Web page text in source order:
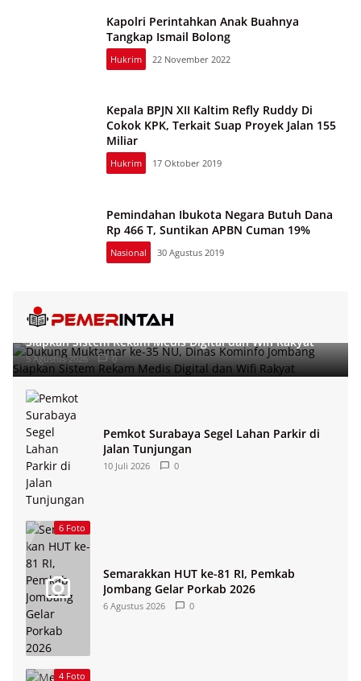
Kapolri Perintahkan Anak Buahnya
Tangkap Ismail Bolong
Hukrim 22 November 2022
Kepala BPJN XII Kaltim Refly Ruddy Di
Cokok KPK, Terkait Suap Proyek Jalan 155
Miliar
Hukrim 17 Oktober 2019
Pemindahan Ibukota Negara Butuh Dana
Rp 466 T, Suntikan APBN Cuman 19%
Nasional 30 Agustus 2019
Dukung Muktamar ke-35 NU, Dinas Kominfo Jombang
Siapkan Sistem Rekam Medis Digital dan Wifi Rakyat
5 Agustus 2026 0
Pemkot Surabaya Segel Lahan Parkir di
Jalan Tunjungan
10 Juli 2026 0
6 Foto
Semarakkan HUT ke-81 RI, Pemkab
Jombang Gelar Porkab 2026
6 Agustus 2026 0
4 Foto